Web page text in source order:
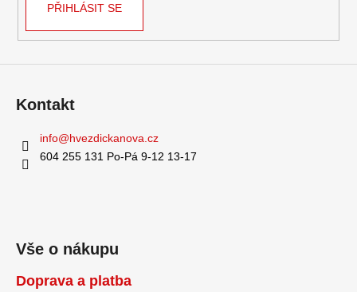
PŘIHLÁSIT SE
Kontakt
info@hvezdickanova.cz
604 255 131 Po-Pá 9-12 13-17
Vše o nákupu
Doprava a platba